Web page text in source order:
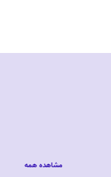
مشاهده همه